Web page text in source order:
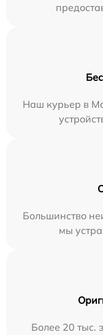
Наш курьер в
Большинство
мы
Более 20 тыс.